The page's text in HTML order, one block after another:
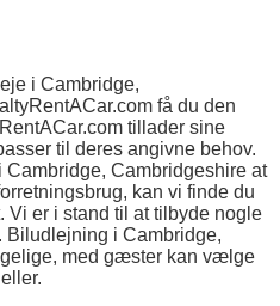
i Cambridge,
få du den
tillader sine
til deres angivne behov.
Cambridge, Cambridgeshire at
kan vi finde du
er i stand til at tilbyde nogle
Biludlejning i Cambridge,
med gæster kan vælge